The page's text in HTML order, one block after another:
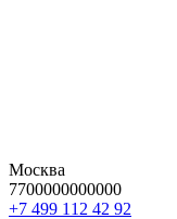
Москва
7700000000000
29 24 211 994 7+